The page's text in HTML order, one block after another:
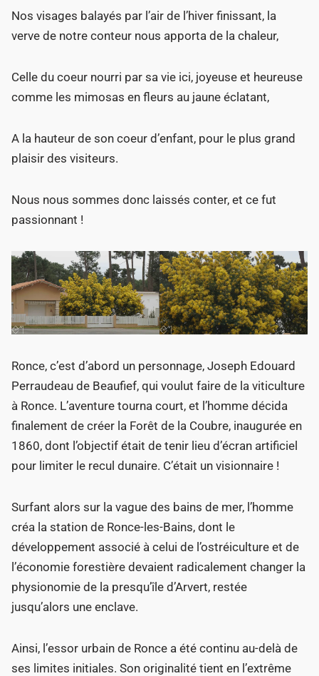
Nos visages balayés par l’air de l’hiver finissant, la
verve de notre conteur nous apporta de la chaleur,
Celle du coeur nourri par sa vie ici, joyeuse et heureuse
comme les mimosas en fleurs au jaune éclatant,
A la hauteur de son coeur d’enfant, pour le plus grand
plaisir des visiteurs.
Nous nous sommes donc laissés conter, et ce fut
passionnant !
Ronce, c’est d’abord un personnage, Joseph Edouard
Perraudeau de Beaufief, qui voulut faire de la viticulture
à Ronce. L’aventure tourna court, et l’homme décida
finalement de créer la Forêt de la Coubre, inaugurée en
1860, dont l’objectif était de tenir lieu d’écran artificiel
pour limiter le recul dunaire. C’était un visionnaire !
Surfant alors sur la vague des bains de mer, l’homme
créa la station de Ronce-les-Bains, dont le
développement associé à celui de l’ostréiculture et de
l’économie forestière devaient radicalement changer la
physionomie de la presqu’île d’Arvert, restée
jusqu’alors une enclave.
Ainsi, l’essor urbain de Ronce a été continu au-delà de
ses limites initiales. Son originalité tient en l’extrême